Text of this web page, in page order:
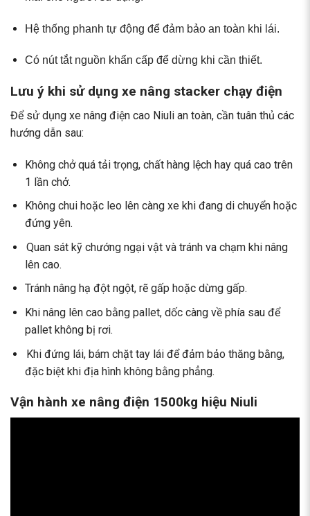
Hệ thống phanh tự động để đảm bảo an toàn khi lái.
Có nút tắt nguồn khẩn cấp để dừng khi cần thiết.
Lưu ý khi sử dụng xe nâng stacker chạy điện
Để sử dụng xe nâng điện cao Niuli an toàn, cần tuân thủ các
hướng dẫn sau:
Không chở quá tải trọng, chất hàng lệch hay quá cao trên
1 lần chở.
Không chui hoặc leo lên càng xe khi đang di chuyển hoặc
đứng yên.
Quan sát kỹ chướng ngại vật và tránh va chạm khi nâng
lên cao.
Tránh nâng hạ đột ngột, rẽ gấp hoặc dừng gấp.
Khi nâng lên cao bằng pallet, dốc càng về phía sau để
pallet không bị rơi.
Khi đứng lái, bám chặt tay lái để đảm bảo thăng bằng,
đặc biệt khi địa hình không bằng phẳng.
Vận hành xe nâng điện 1500kg hiệu Niuli